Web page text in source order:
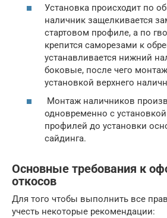
Установка происходит по
наличник защелкивается
стартовом профиле, а по
крепится саморезами к
устанавливается нижний
боковые, после чего
установкой верхнего
Монтаж наличников
одновременно с
профилей до установки
сайдинга.
Основные требования к
откосов
Для того чтобы выполнить все
учесть некоторые рекомендации: